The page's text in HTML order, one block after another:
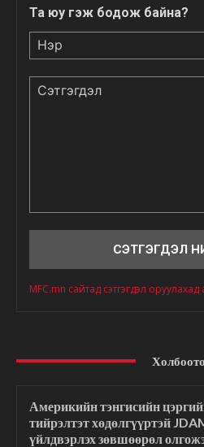
Та юу гэж бодож байна?
MFC.mn сайтад сэтгэгдэл оруулахад
Америкийн тэнгисийн
тийрэлтэт хөдөлгүүртэй
үйлдвэрлэх зөвшөөрөл